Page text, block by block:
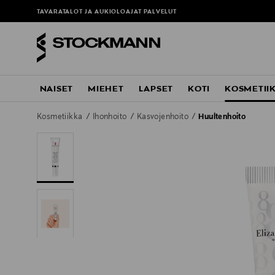
TAVARATALOT JA AUKIOLOAJAT PALVELUT
NAISET MIEHET LAPSET KOTI
Kosmetiikka Ihonhoito Kasvojenhoito Huultenhoito